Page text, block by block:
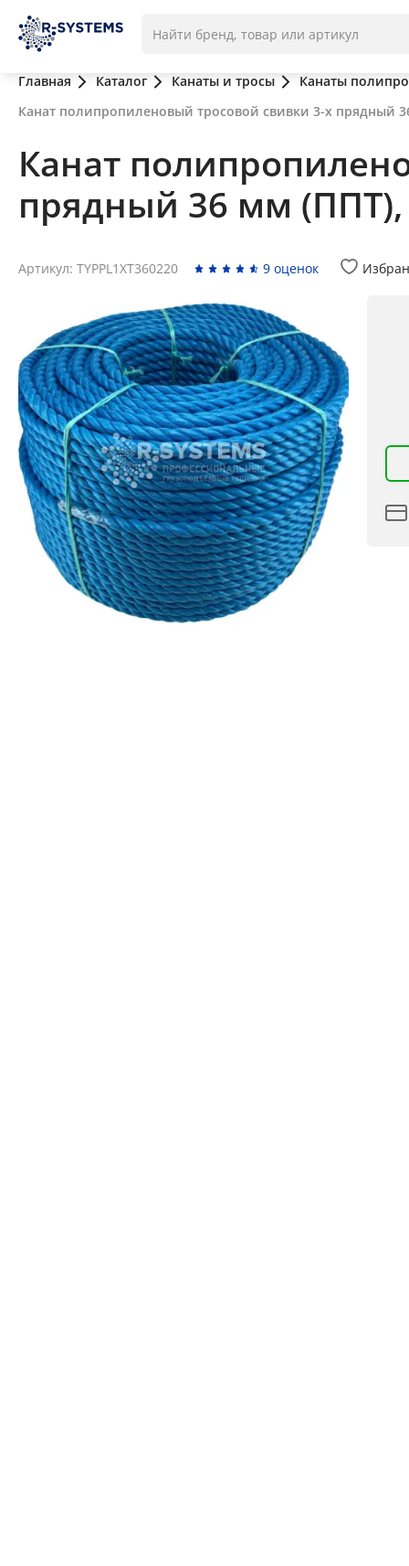
Главная Каталог Канаты и тросы
Канаты
Канат полипропиленовый тросовой свивки 3-х прядный
Канат
прядный 36 мм
Артикул: TYPPL1XT360220 9 оценок